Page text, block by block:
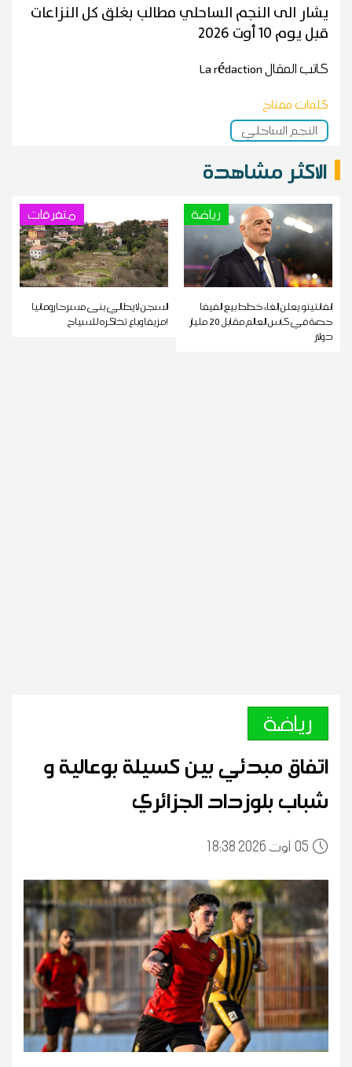
يشار الى النجم الساحلي مطالب بغلق كل النزاعات
قبل يوم 10 أوت 2026
كاتب المقالLa rédaction
كلمات مفتاح
النجم الساحلي
الاكثر مشاهدة
رياضة
إنفانتينو يعلن إلغاء خطط بيع الفيفا
حصة في كأس العالم مقابل 20 مليار
دولار
متفرقات
السجن لإيطالي بنى مسرحا رومانيا
مزيفا وباع تذاكره للسياح!
رياضة
اتفاق مبدئي بين كسيلة بوعالية و
شباب بلوزداد الجزائري
0518:38 2026 أوت